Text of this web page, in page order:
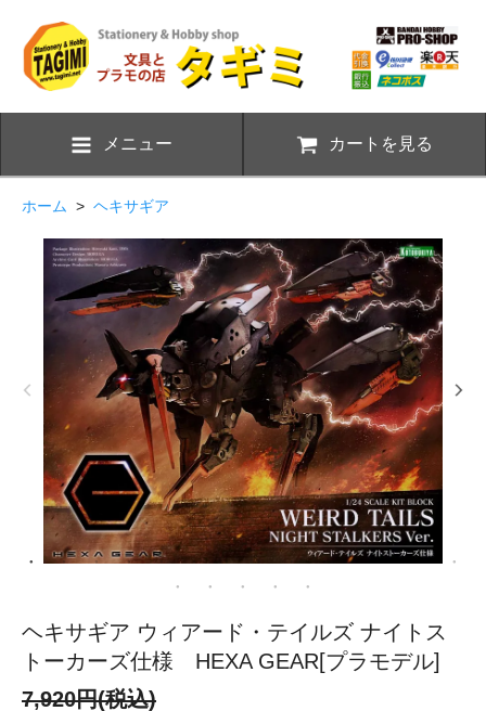
メニュー カートを見る
ホーム > ヘキサギア
ヘキサギア ウィアード・テイルズ ナイトス
トーカーズ仕様 HEXA GEAR[プラモデル]
7,920円(税込)